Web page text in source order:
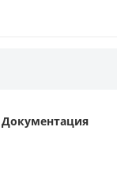
Документация